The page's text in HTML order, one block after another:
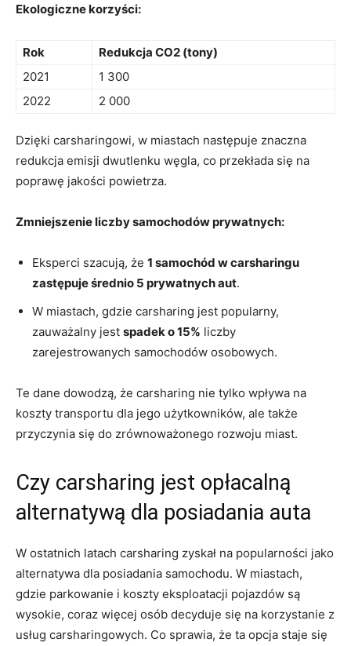
Ekologiczne korzyści:
Rok
Redukcja CO2 (tony)
2021
1 300
2022
2 000
Dzięki carsharingowi, w miastach następuje znaczna
redukcja emisji dwutlenku węgla, co przekłada⁢ się na
poprawę jakości powietrza.
Zmniejszenie liczby samochodów prywatnych:
Eksperci szacują, że 1 samochód ⁣w carsharingu‍
zastępuje średnio 5 prywatnych aut.
W miastach, gdzie carsharing⁤ jest popularny,
zauważalny ⁣jest spadek o 15% liczby
zarejestrowanych⁤ samochodów osobowych.
Te dane dowodzą, że carsharing nie ⁣tylko ‍wpływa na
koszty transportu​ dla jego użytkowników, ale także
przyczynia się⁣ do‌ zrównoważonego ‌rozwoju miast.
Czy carsharing jest opłacalną
alternatywą dla posiadania auta
W ostatnich latach carsharing zyskał na popularności jako
alternatywa dla posiadania samochodu. ​W miastach,
gdzie parkowanie i koszty eksploatacji pojazdów są
wysokie, coraz⁤ więcej osób decyduje się na korzystanie z
usług carsharingowych. Co sprawia, że ta⁤ opcja staje się